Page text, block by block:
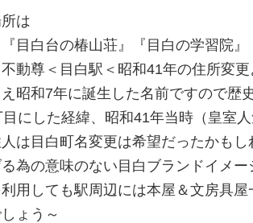
は
目白台の椿山荘』『目白の学習院』
動尊＜目白駅＜昭和41年の住所変
昭和7年に誕生した名前ですので歴
にした経緯、昭和41年当時（皇室
は目白町名変更は希望だったかもし
為の意味のない目白ブランドイメー
用しても駅周辺には本屋＆文房具屋
ょう～